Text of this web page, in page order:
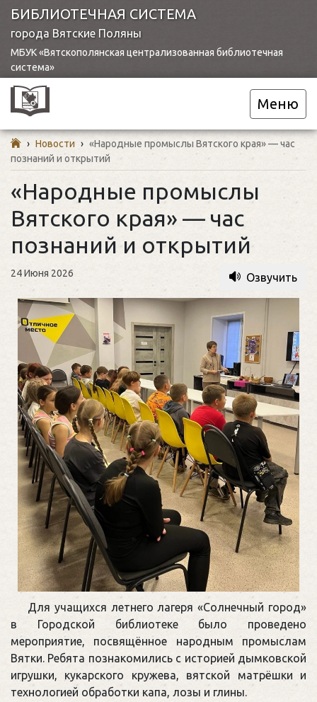
БИБЛИОТЕЧНАЯ СИСТЕМА
города Вятские Поляны
МБУК «Вятскополянская централизованная библиотечная
система»
Меню
› Новости › «Народные промыслы Вятского края» — час
познаний и открытий
«Народные промыслы
Вятского края» — час
познаний и открытий
24 Июня 2026 Озвучить
Для учащихся летнего лагеря «Солнечный город»
в Городской библиотеке было проведено
мероприятие, посвящённое народным промыслам
Вятки. Ребята познакомились с историей дымковской
игрушки, кукарского кружева, вятской матрёшки и
технологией обработки капа, лозы и глины.